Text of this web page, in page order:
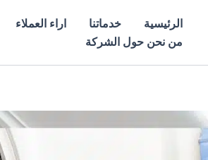
الرئيسية خدماتنا اراء العملاء
من نحن حول الشركة